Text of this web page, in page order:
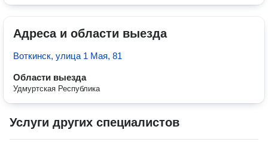
Адреса и области выезда
Воткинск, улица 1 Мая, 81
Области выезда
Удмуртская Республика
Услуги других специалистов